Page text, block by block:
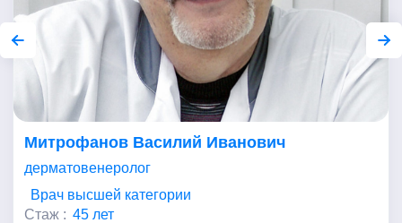
Митрофанов Василий Иванович
дерматовенеролог
Врач высшей категории
Стаж : 45 лет